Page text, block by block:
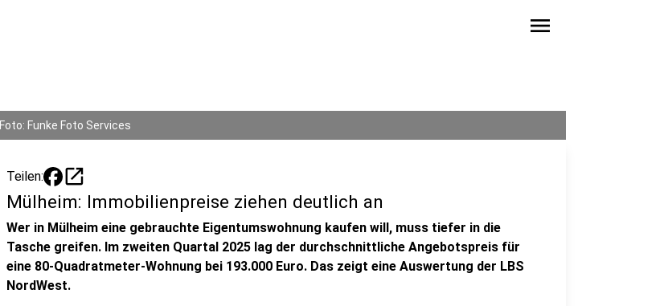
menu
Foto: Funke Foto Services
Teilen: open_in_new
Mülheim: Immobilienpreise ziehen deutlich an
Wer in Mülheim eine gebrauchte Eigentumswohnung kaufen will, muss tiefer in die
Tasche greifen. Im zweiten Quartal 2025 lag der durchschnittliche Angebotspreis für
eine 80-Quadratmeter-Wohnung bei 193.000 Euro. Das zeigt eine Auswertung der LBS
NordWest.